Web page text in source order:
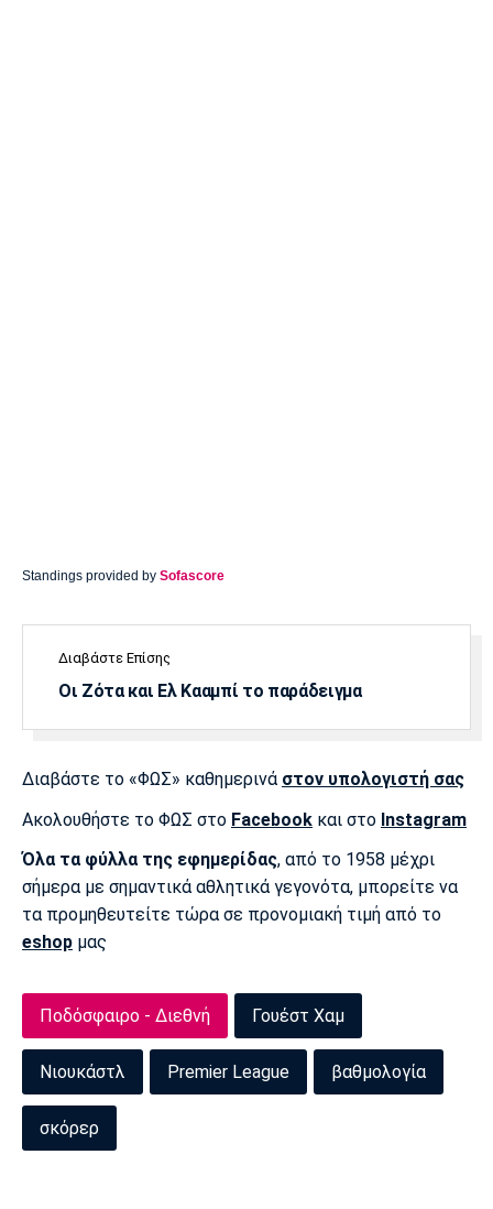
Standings provided by Sofascore
Διαβάστε Επίσης
Οι Ζότα και Ελ Κααμπί το παράδειγμα
Διαβάστε το «ΦΩΣ» καθημερινά στον υπολογιστή σας
Ακολουθήστε το ΦΩΣ στο Facebook και στο Instagram
Όλα τα φύλλα της εφημερίδας, από το 1958 μέχρι
σήμερα με σημαντικά αθλητικά γεγονότα, μπορείτε να
τα προμηθευτείτε τώρα σε προνομιακή τιμή από το
eshop μας
Ποδόσφαιρο - Διεθνή Γουέστ Χαμ
Νιουκάστλ Premier League βαθμολογία
σκόρερ